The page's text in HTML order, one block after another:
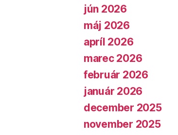
jún 2026
máj 2026
apríl 2026
marec 2026
február 2026
január 2026
december 2025
november 2025